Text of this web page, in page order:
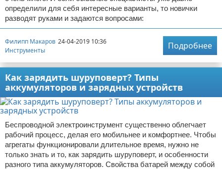
определили для себя интересные варианты, то новички
разводят руками и задаются вопросами:
Филипп Макаров 24-04-2019 10:36
Инструменты
Подробнее
Как зарядить шуруповерт? Типы
аккумуляторов и зарядных устройств
Беспроводной электроинструмент существенно облегчает
рабочий процесс, делая его мобильнее и комфортнее. Чтобы
агрегаты функционировали длительное время, нужно не
только знать и то, как зарядить шуруповерт, и особенности
разного типа аккумуляторов. Свойства батарей между собой